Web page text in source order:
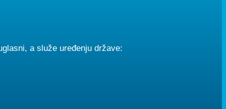
a služe uređenju države: